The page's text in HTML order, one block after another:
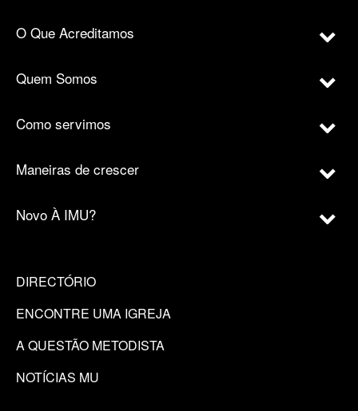
O Que Acreditamos
Quem Somos
Como servimos
Maneiras de crescer
Novo À IMU?
DIRECTÓRIO
ENCONTRE UMA IGREJA
A QUESTÃO METODISTA
NOTÍCIAS MU